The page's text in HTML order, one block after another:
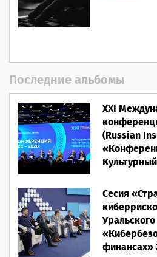
Последние альбомы
XXI
(Russian
28.05.2026
Сесия
финансах»